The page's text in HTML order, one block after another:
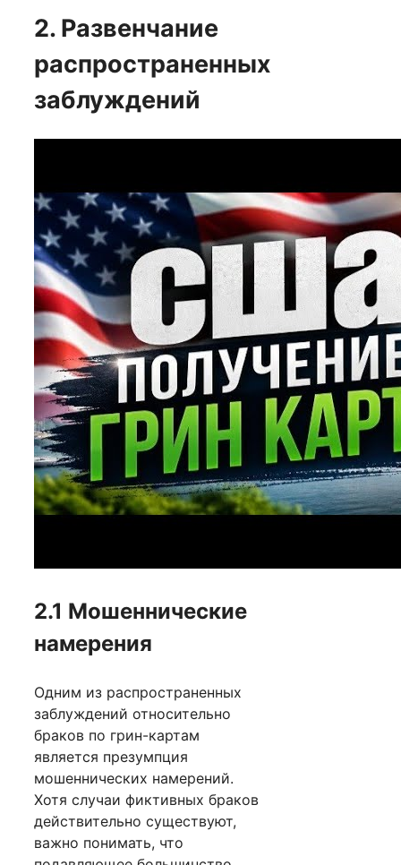
2. Развенчание
распространенных
заблуждений
2.1 Мошеннические
намерения
Одним из распространенных
заблуждений относительно
браков по грин-картам
является презумпция
мошеннических намерений.
Хотя случаи фиктивных браков
действительно существуют,
важно понимать, что